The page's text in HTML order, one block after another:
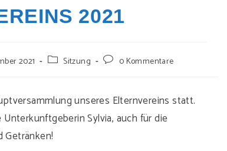
2021
2021
Beitrags-
Sitzung
Beitrags-0 Kommentare
unseres Elternvereins statt.
Sylvia, auch für die
Getränken!